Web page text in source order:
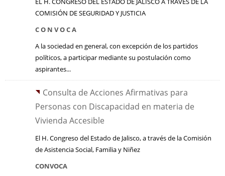
COMISIÓN DE SEGURIDAD Y JUSTICIA
C O N V O C A
A la sociedad en general, con excepción de los partidos
políticos, a participar mediante su postulación como
aspirantes...
Consulta de Acciones Afirmativas para
Personas con Discapacidad en materia de
Vivienda Accesible
El H. Congreso del Estado de Jalisco, a través de la Comisión
de Asistencia Social, Familia y Niñez
CONVOCA